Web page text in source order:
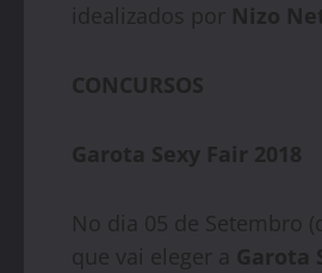
idealizados por Nizo
CONCURSOS
Garota Sexy Fair 2018
No dia 05 de Setembro
que vai eleger a Garota